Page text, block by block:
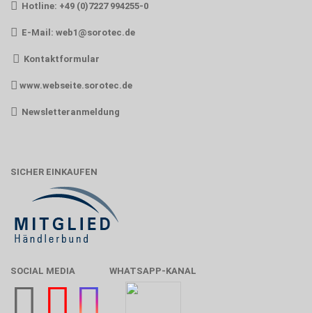
Hotline: +49 (0)7227 994255-0
E-Mail: web1@sorotec.de
Kontaktformular
www.webseite.sorotec.de
Newsletteranmeldung
SICHER EINKAUFEN
SOCIAL MEDIA WHATSAPP-KANAL